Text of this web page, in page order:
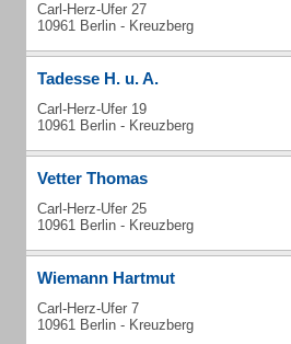
Carl-Herz-Ufer 27
10961 Berlin - Kreuzberg
Tadesse H. u. A.
Carl-Herz-Ufer 19
10961 Berlin - Kreuzberg
Vetter Thomas
Carl-Herz-Ufer 25
10961 Berlin - Kreuzberg
Wiemann Hartmut
Carl-Herz-Ufer 7
10961 Berlin - Kreuzberg